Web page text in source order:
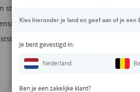
stijlvol
handvat
Kies hieronder je land en geef aan of je een
Je bent gevestigd in:
Nederland
Ben je een zakelijke klant?